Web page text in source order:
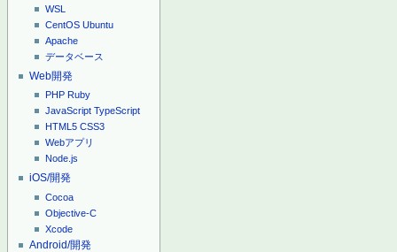
WSL
CentOS Ubuntu
Apache
データベース
Web開発
PHP Ruby
JavaScript TypeScript
HTML5 CSS3
Webアプリ
Node.js
iOS/開発
Cocoa
Objective-C
Xcode
Android/開発